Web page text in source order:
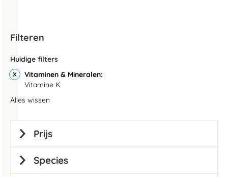
Filteren
Huidige filters
Vitaminen & Mineralen
Vitamine K
Alles wissen
Prijs
Species